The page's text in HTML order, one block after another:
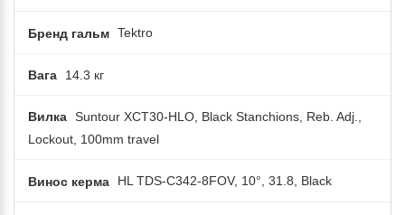
Бренд гальм Tektro
Вага 14.3 кг
Вилка Suntour XCT30-HLO, Black Stanchions, Reb. Adj.,
Lockout, 100mm travel
Винос керма HL TDS-C342-8FOV, 10°, 31.8, Black